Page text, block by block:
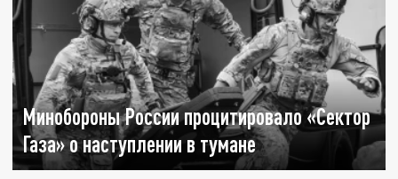
Минобороны России процитировало «Сектор
Газа» о наступлении в тумане